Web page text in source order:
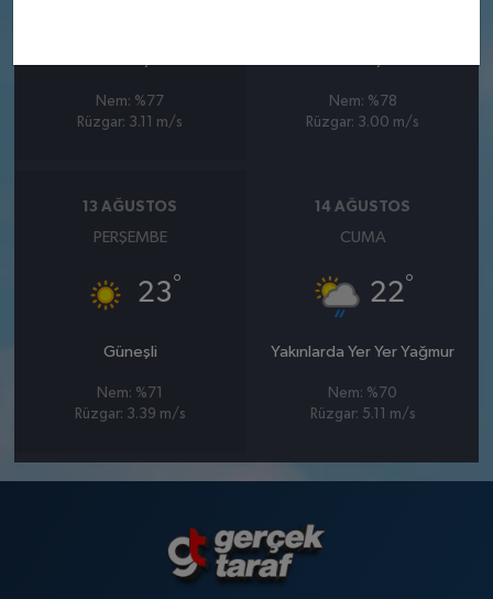
Nem: %77
Rüzgar: 3.11 m/s
Nem: %78
Rüzgar: 3.00 m/s
13 AĞUSTOS
PERŞEMBE
23°
Güneşli
Nem: %71
Rüzgar: 3.39 m/s
14 AĞUSTOS
CUMA
22°
Yakınlarda Yer Yer Yağmur
Nem: %70
Rüzgar: 5.11 m/s